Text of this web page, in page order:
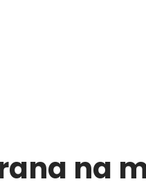
na